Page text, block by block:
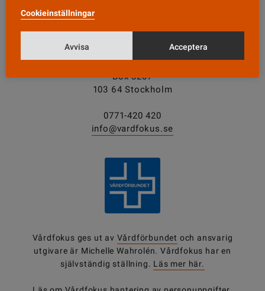
Vårdfokus
Box 3207
103 64 Stockholm
0771-420 420
info@vardfokus.se
Vårdfokus ges ut av Vårdförbundet och ansvarig
utgivare är Michelle Wahrolén. Vårdfokus har en
självständig ställning. Läs mer här.
Cookieinställningar
Avvisa Acceptera